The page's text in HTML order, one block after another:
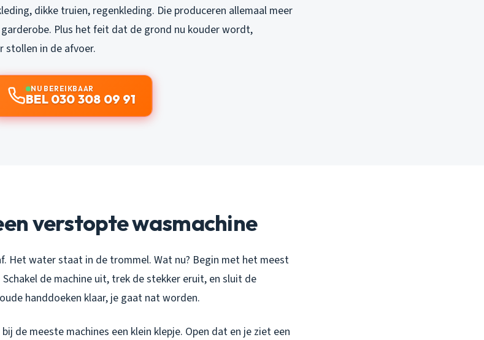
dikke truien, regenkleding. Die produceren allemaal meer
garderobe. Plus het feit dat de grond nu kouder wordt,
stollen in de afvoer.
NU BEREIKBAAR
BEL 030 308 09 91
verstopte wasmachine
Het water staat in de trommel. Wat nu? Begin met het meest
de machine uit, trek de stekker eruit, en sluit de
handdoeken klaar, je gaat nat worden.
de meeste machines een klein klepje. Open dat en je ziet een